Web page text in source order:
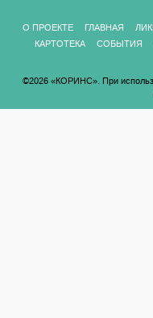
О ПРОЕКТЕ ГЛАВНАЯ
КАРТОТЕКА
СОБЫТИЯ
©2026 «КОРИНС». При